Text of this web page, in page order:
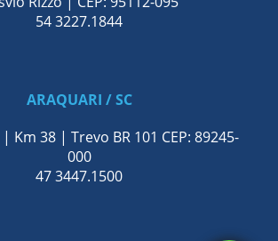
54 3227.1844
ARAQUARI / SC
| Km 38 | Trevo BR 101 CEP: 89245-
000
47 3447.1500